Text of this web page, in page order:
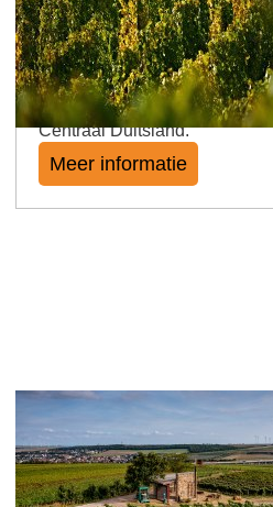
Weinheimer Hölle
De locatie werd genoemd in
met de naam "uf der
helling. Deze veldnaam komt
Centraal Duitsland.
Meer informatie
Weinheimer